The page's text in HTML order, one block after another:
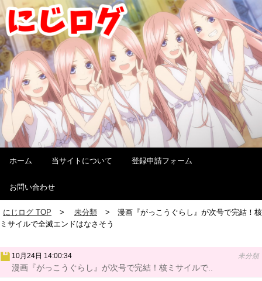
ホーム 当サイトについて 登録申請フォーム
お問い合わせ
にじログ TOP 未分類
漫画『がっこうぐらし』が次号で完結！核
ミサイルで全滅エンドはなさそう
10月24日 14:00:34 未分類
漫画『がっこうぐらし』が次号で完結！核ミサイルで..